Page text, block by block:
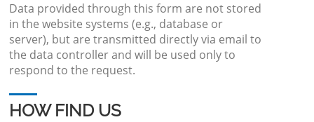
Data provided through this form are not stored
in the website systems (e.g., database or
server), but are transmitted directly via email to
the data controller and will be used only to
respond to the request.
HOW FIND US